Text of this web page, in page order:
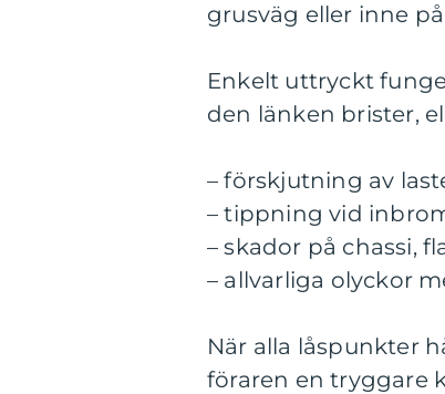
grusväg eller inne
Enkelt uttryckt
den länken brister,
– förskjutning av
– tippning vid
– skador på chassi,
– allvarliga olyckor
När alla låspunkter
föraren en tryggare